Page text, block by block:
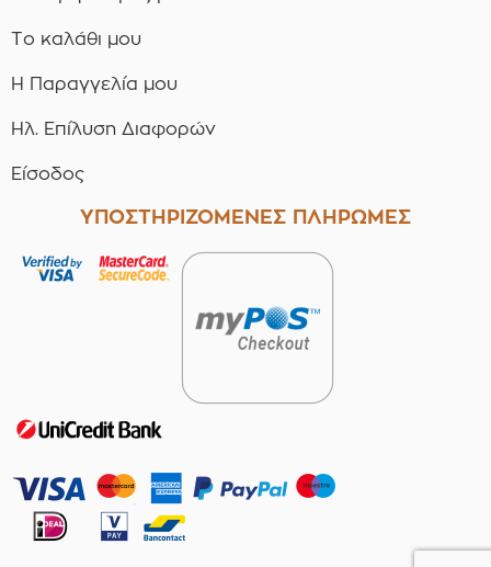
Το καλάθι μου
Η Παραγγελία μου
Ηλ. Επίλυση Διαφορών
Είσοδος
ΥΠΟΣΤΗΡΙΖΟΜΕΝΕΣ ΠΛΗΡΩΜΕΣ